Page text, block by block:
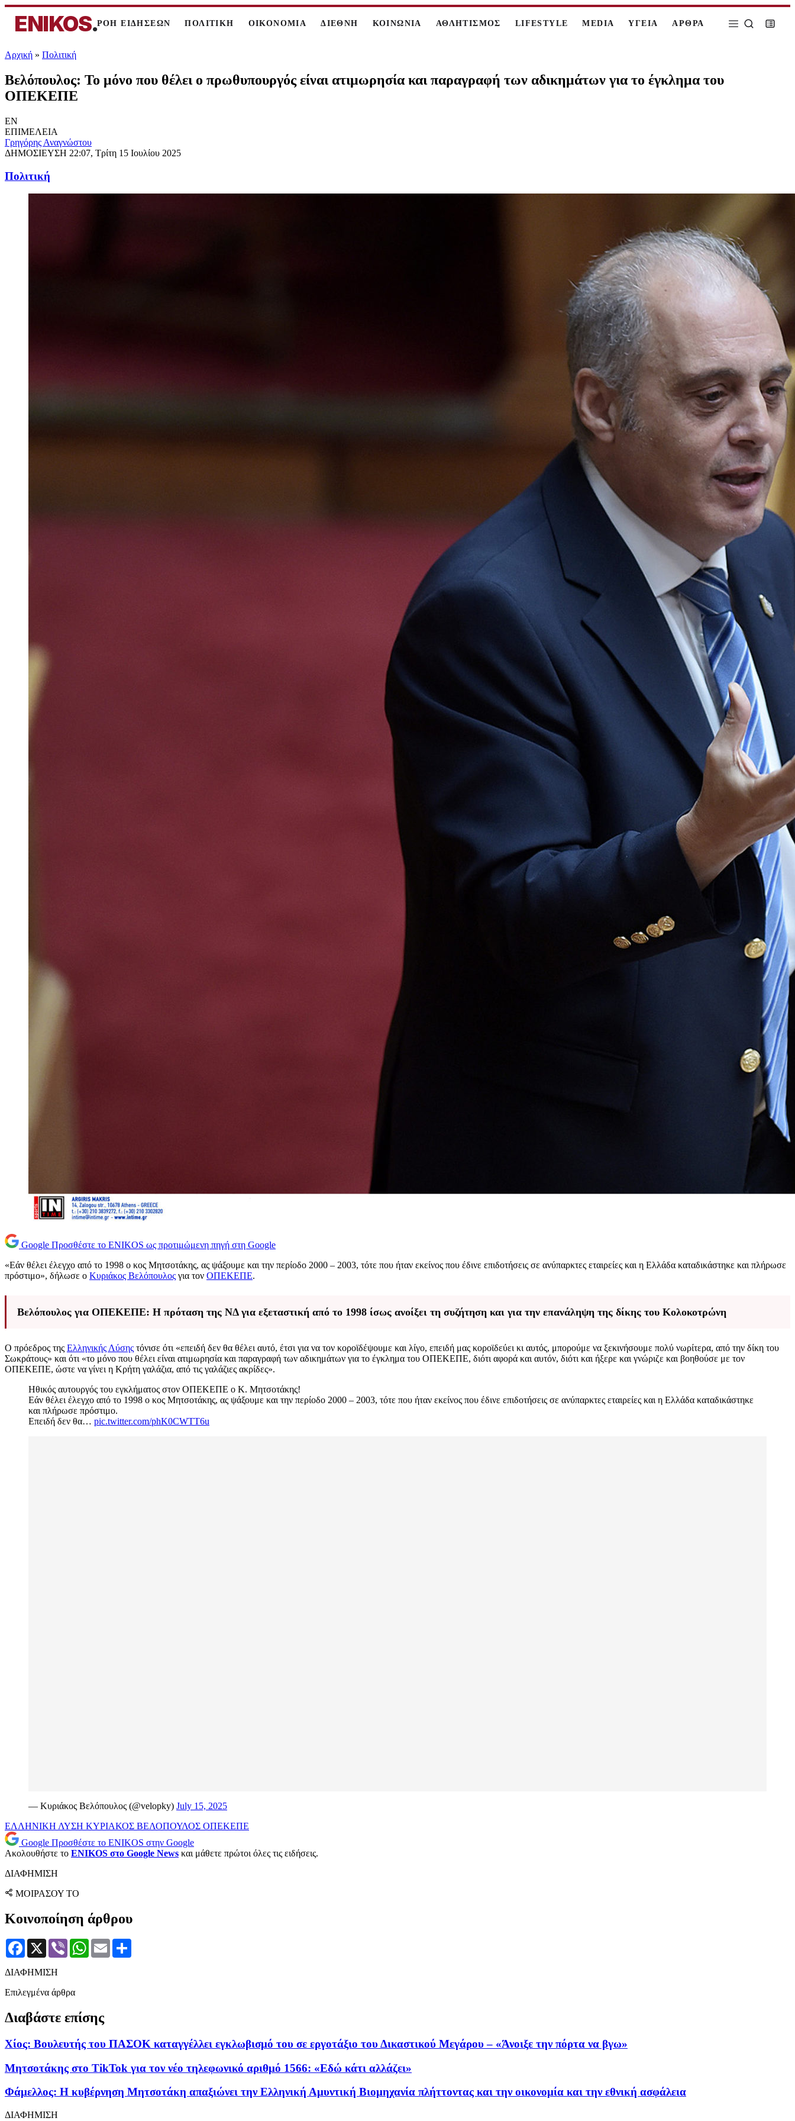
ENIKOS.ΡΟΗ ΕΙΔΗΣΕΩΝ ΠΟΛΙΤΙΚΗ ΟΙΚΟΝΟΜΙΑ ΔΙΕΘΝΗ ΚΟΙΝΩΝΙΑ ΑΘΛΗΤΙΣΜΟΣ LIFESTYLE MEDIA ΥΓΕΙΑ ΑΡΘΡΑ
Αρχική » Πολιτική
Βελόπουλος: Το μόνο που θέλει ο πρωθυπουργός είναι ατιμωρησία και παραγραφή των αδικημάτων για το έγκλημα του
ΟΠΕΚΕΠΕ
EN
ΕΠΙΜΕΛΕΙΑ
Γρηγόρης Αναγνώστου
ΔΗΜΟΣΙΕΥΣΗ 22:07, Τρίτη 15 Ιουλίου 2025
Πολιτική
Google Προσθέστε το ENIKOS ως προτιμώμενη πηγή στη Google
«Εάν θέλει έλεγχο από το 1998 ο κος Μητσοτάκης, ας ψάξουμε και την περίοδο 2000 – 2003, τότε που ήταν εκείνος που έδινε επιδοτήσεις σε ανύπαρκτες εταιρείες και η Ελλάδα καταδικάστηκε και πλήρωσε
πρόστιμο», δήλωσε ο Κυριάκος Βελόπουλος για τον ΟΠΕΚΕΠΕ.
Βελόπουλος για ΟΠΕΚΕΠΕ: Η πρόταση της ΝΔ για εξεταστική από το 1998 ίσως ανοίξει τη συζήτηση και για την επανάληψη της δίκης του Κολοκοτρώνη
Ο πρόεδρος της Ελληνικής Λύσης τόνισε ότι «επειδή δεν θα θέλει αυτό, έτσι για να τον κοροϊδέψουμε και λίγο, επειδή μας κοροϊδεύει κι αυτός, μπορούμε να ξεκινήσουμε πολύ νωρίτερα, από την δίκη του
Σωκράτους» και ότι «το μόνο που θέλει είναι ατιμωρησία και παραγραφή των αδικημάτων για το έγκλημα του ΟΠΕΚΕΠΕ, διότι αφορά και αυτόν, διότι και ήξερε και γνώριζε και βοηθούσε με τον
ΟΠΕΚΕΠΕ, ώστε να γίνει η Κρήτη γαλάζια, από τις γαλάζιες ακρίδες».
Ηθικός αυτουργός του εγκλήματος στον ΟΠΕΚΕΠΕ ο Κ. Μητσοτάκης!
Εάν θέλει έλεγχο από το 1998 ο κος Μητσοτάκης, ας ψάξουμε και την περίοδο 2000 – 2003, τότε που ήταν εκείνος που έδινε επιδοτήσεις σε ανύπαρκτες εταιρείες και η Ελλάδα καταδικάστηκε
και πλήρωσε πρόστιμο.
Επειδή δεν θα… pic.twitter.com/phK0CWTT6u
— Κυριάκος Βελόπουλος (@velopky) July 15, 2025
ΕΛΛΗΝΙΚΗ ΛΥΣΗ ΚΥΡΙΑΚΟΣ ΒΕΛΟΠΟΥΛΟΣ ΟΠΕΚΕΠΕ
Google Προσθέστε το ENIKOS στην Google
Ακολουθήστε το ENIKOS στο Google News και μάθετε πρώτοι όλες τις ειδήσεις.
ΔΙΑΦΗΜΙΣΗ
ΜΟΙΡΑΣΟΥ ΤΟ
Κοινοποίηση άρθρου
Facebook
X Viber WhatsApp
Email
ΔΙΑΦΗΜΙΣΗ
Επιλεγμένα άρθρα
Διαβάστε επίσης
Χίος: Βουλευτής του ΠΑΣΟΚ καταγγέλλει εγκλωβισμό του σε εργοτάξιο του Δικαστικού Μεγάρου – «Άνοιξε την πόρτα να βγω»
Μητσοτάκης στο TikTok για τον νέο τηλεφωνικό αριθμό 1566: «Εδώ κάτι αλλάζει»
Φάμελλος: Η κυβέρνηση Μητσοτάκη απαξιώνει την Ελληνική Αμυντική Βιομηχανία πλήττοντας και την οικονομία και την εθνική ασφάλεια
ΔΙΑΦΗΜΙΣΗ